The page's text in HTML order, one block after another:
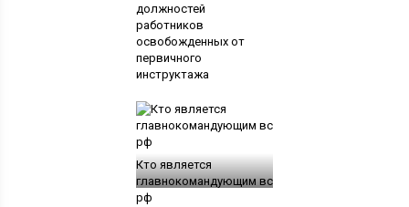
должностей
работников
освобожденных от
первичного
инструктажа
Кто является
главнокомандующим вс
рф